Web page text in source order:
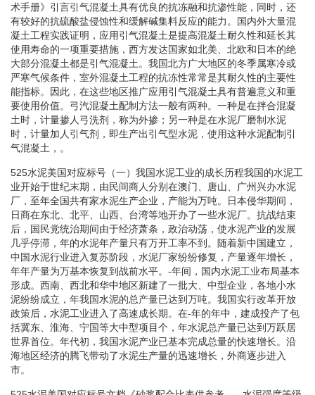
术手册》引言引气混凝土具有优良的抗冻融和抗渗性能，同时，还
有较好的抗硫酸盐侵蚀性和缓解碱集料反应的能力。国内外大量混
凝土工程实践证明，应用引气混凝土是提高混凝土耐久性和延长其
使用寿命的一项重要措施，西方发达国家如北美、北欧和日本的绝
大部分混凝土都是引气混凝土。我国北方广大地区的冬季属寒冷或
严寒气候条件，室外混凝土工程的抗冻性常常是其耐久性的主要性
能指标。因此，在这些地区推广应用引气混凝土具有普遍意义和重
要使用价值。弓汽混凝土配制方法一般有两种。一种是在拌合混凝
土时，计量掺人弓洗剂，称为外掺；另一种是在水泥厂磨制水泥
时，计量加人引气剂，即生产出引气型水泥，使用这种水泥配制引
气混凝土，。
525水泥美国对应标号（一）我国水泥工业的成长历程我国的水泥工
业开始于世纪末期，由民间商人分别在澳门、唐山、广州兴办水泥
厂，至年全国共有家水泥生产企业，产能为万吨。日本侵华期间，
日商在东北、北平、山西、台湾等地开办了一些水泥厂。抗战结束
后，国民党统治期间由于经济萧条，政治动荡，使水泥产业的发展
几乎停滞，年的水泥年产量只有万开工率不到。随着新中国建立，
中国水泥行业进入复苏阶段，水泥厂家纷纷修复，产量逐年增长，
年年产量为万基本恢复到战前水平。-年间，国内水泥工业布局基本
形成。西南、西北和华中地区新建了一批大、中型企业，各地小水
泥纷纷成立，年我国水泥的总产量已达到万吨。我国实行改革开放
政策后，水泥工业进入了高速成长期。在-年的年中，建成投产了包
括冀东、淮海、宁国等大中型项目个，年水泥总产量已达到万跃居
世界首位。年代初，我国水泥产业已基本完成总量的快速增长。沿
海地区经济的腾飞带动了水泥生产量的迅速增长，外商逐步进入
市。